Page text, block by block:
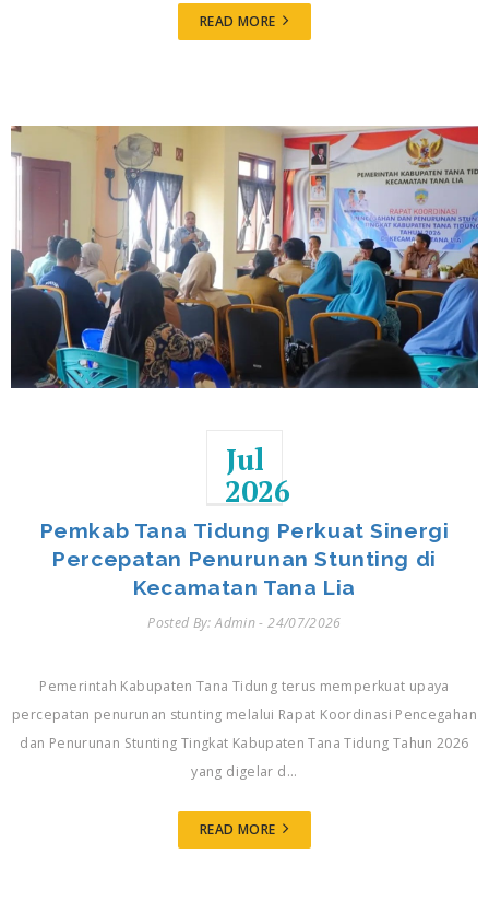
READ MORE
Jul
2026
Pemkab Tana Tidung Perkuat Sinergi
Percepatan Penurunan Stunting di
Kecamatan Tana Lia
Posted By: Admin - 24/07/2026
Pemerintah Kabupaten Tana Tidung terus memperkuat upaya
percepatan penurunan stunting melalui Rapat Koordinasi Pencegahan
dan Penurunan Stunting Tingkat Kabupaten Tana Tidung Tahun 2026
yang digelar d...
READ MORE